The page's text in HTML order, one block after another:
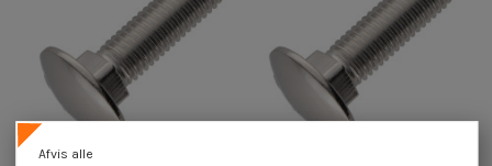
Afvis alle